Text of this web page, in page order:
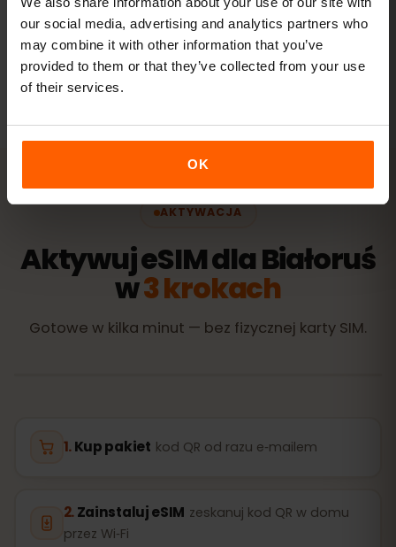
our social media, advertising and analytics partners who
may combine it with other information that you’ve
provided to them or that they’ve collected from your use
of their services.
OK
Wszystkie wartości są orientacyjne. Rzeczywiste zużycie
zależy od urządzenia, ustawień aplikacji i sposobu
korzystania.
AKTYWACJA
Aktywuj eSIM dla Białoruś
w3 krokach
Gotowe w kilka minut — bez fizycznej karty SIM.
Kup pakiet kod QR od razu e‑mailem
Zainstaluj eSIM zeskanuj kod QR w domu
przez Wi‑Fi